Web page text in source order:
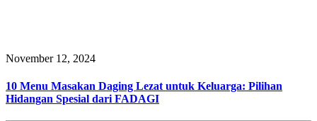
November 12, 2024
10 Menu Masakan Daging Lezat untuk Keluarga: Pilihan
Hidangan Spesial dari FADAGI